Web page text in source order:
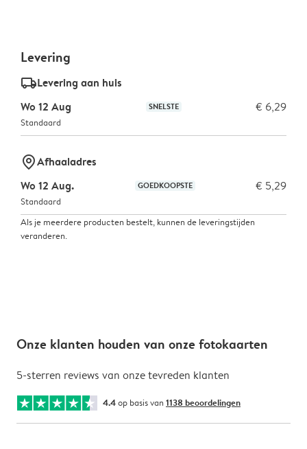
Levering
delivery_standard_v2Levering aan huis
Wo 12 Aug
SNELSTE € 6,29
Standaard
marker-pinAfhaaladres
Wo 12 Aug.
GOEDKOOPSTE € 5,29
Standaard
Als je meerdere producten bestelt, kunnen de leveringstijden
veranderen.
Onze klanten houden van onze fotokaarten
5-sterren reviews van onze tevreden klanten
4.4op basis van 1138 beoordelingen